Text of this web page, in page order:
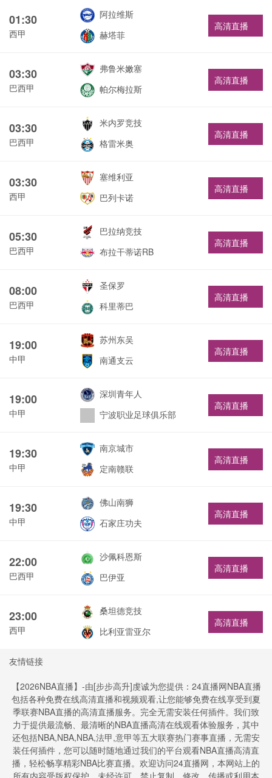
01:30
西甲
阿拉维斯
赫塔菲
高清直播
03:30
巴西甲
弗鲁米嫩塞
帕尔梅拉斯
高清直播
03:30
巴西甲
米内罗竞技
格雷米奥
高清直播
03:30
西甲
塞维利亚
巴列卡诺
高清直播
05:30
巴西甲
巴拉纳竞技
布拉干蒂诺RB
高清直播
08:00
巴西甲
圣保罗
科里蒂巴
高清直播
19:00
中甲
苏州东吴
南通支云
高清直播
19:00
中甲
深圳青年人
宁波职业足球俱乐部
高清直播
19:30
中甲
南京城市
定南赣联
高清直播
19:30
中甲
佛山南狮
石家庄功夫
高清直播
22:00
巴西甲
沙佩科恩斯
巴伊亚
高清直播
23:00
西甲
桑坦德竞技
比利亚雷亚尔
高清直播
友情链接
【2026NBA直播】-由[步步高升]虔诚为您提供：24直播网NBA直播
包括各种免费在线高清直播和视频观看,让您能够免费在线享受到夏
季联赛NBA直播的高清直播服务。完全无需安装任何插件。我们致
力于提供最流畅、最清晰的NBA直播高清在线观看体验服务，其中
还包括NBA,NBA,NBA,法甲,意甲等五大联赛热门赛事直播，无需安
装任何插件，您可以随时随地通过我们的平台观看NBA直播高清直
播，轻松畅享精彩NBA比赛直播。欢迎访问24直播网，本网站上的
所有内容受版权保护。未经许可，禁止复制、修改、传播或利用本